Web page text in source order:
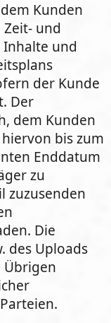
Kunden
und
und
der Kunde
Der
dem Kunden
bis zum
Enddatum
zu
zuzusenden
Die
des Uploads
Übrigen